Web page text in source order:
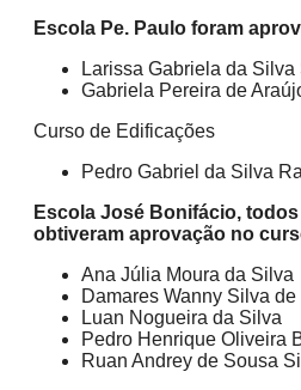
Escola Pe. Paulo foram
Larissa Gabriela da Silva
Gabriela Pereira de
Curso de Edificações
Pedro Gabriel da Silva
Escola José Bonifácio,
obtiveram aprovação no
Ana Júlia Moura da Silva
Damares Wanny Silva de
Luan Nogueira da Silva
Pedro Henrique Oliveira
Ruan Andrey de Sousa